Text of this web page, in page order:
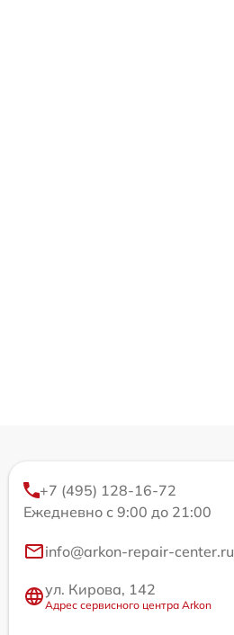
+7 (495) 128-16-72
Ежедневно с 9:00 до 21:00
info@arkon-repair-center.ru
ул. Кирова, 142
Адрес сервисного центра Arkon